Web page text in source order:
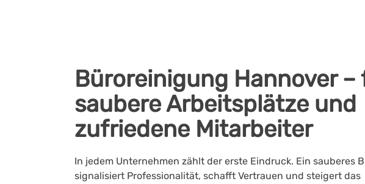
Büroreinigung Hannover –
saubere Arbeitsplätze und
zufriedene Mitarbeiter
In jedem Unternehmen zählt der erste Eindruck. Ein sauberes
signalisiert Professionalität, schafft Vertrauen und steigert das